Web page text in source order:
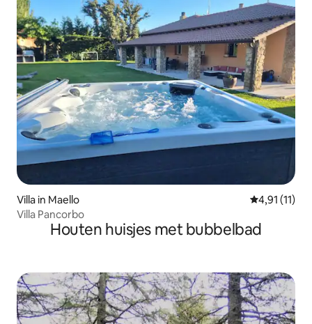
Villa in Maello Gemiddelde
4,91 (11)
Villa Pancorbo
Houten huisjes met bubbelbad